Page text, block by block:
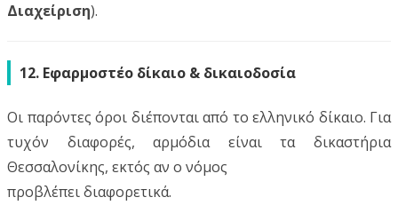
Διαχείριση).
12. Εφαρμοστέο δίκαιο & δικαιοδοσία
Οι παρόντες όροι διέπονται από το ελληνικό δίκαιο. Για
τυχόν διαφορές, αρμόδια είναι τα δικαστήρια
Θεσσαλονίκης, εκτός αν ο νόμος
προβλέπει διαφορετικά.